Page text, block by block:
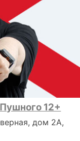
12+
дом 2А,